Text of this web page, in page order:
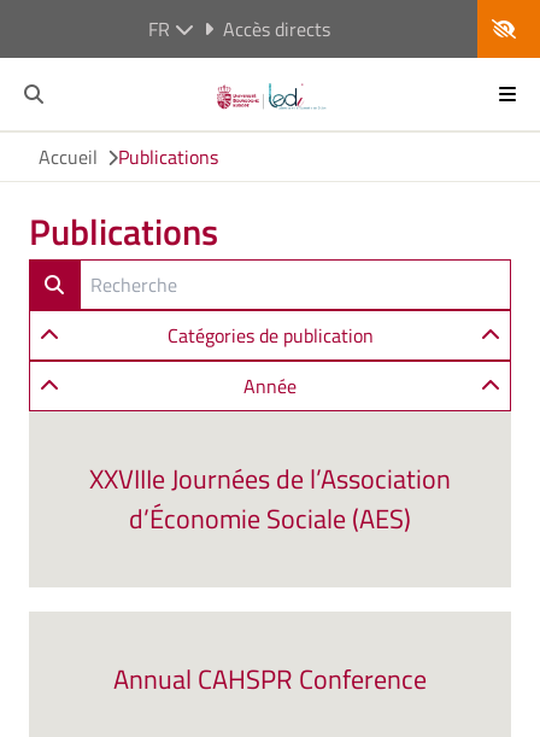
FR Accès directs
Accueil Publications
Publications
Catégories de publication
Année
XXVIIIe Journées de l’Association
d’Économie Sociale (AES)
Annual CAHSPR Conference